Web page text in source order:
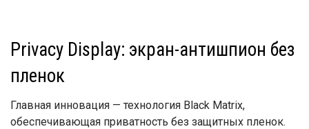
Privacy Display: экран-антишпион без
пленок
Главная инновация — технология Black Matrix,
обеспечивающая приватность без защитных пленок.